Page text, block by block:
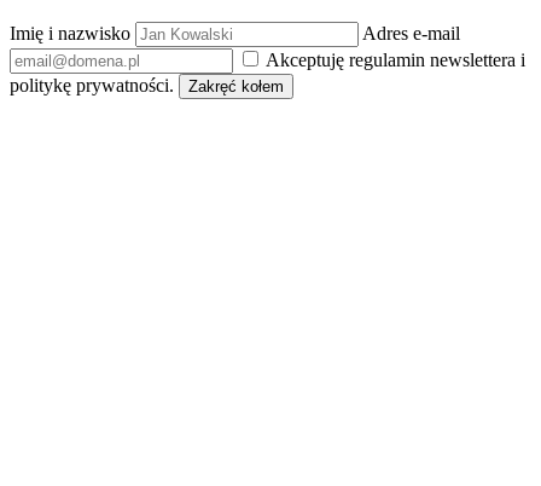
Imię i nazwisko
Adres e-mail
Akceptuję regulamin newslettera i
politykę prywatności.
Zakręć kołem